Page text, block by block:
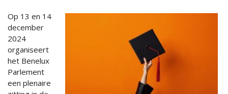
Op 13 en 14
december
2024
organiseert
het Benelux
Parlement
een plenaire